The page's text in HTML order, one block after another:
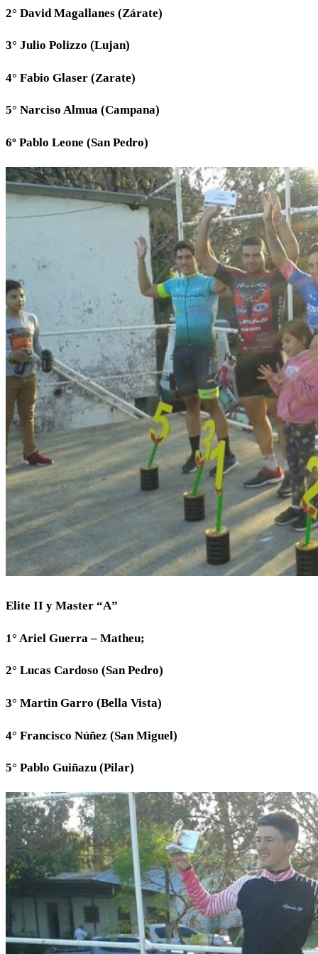
2° David Magallanes (Zárate)
3° Julio Polizzo (Lujan)
4° Fabio Glaser (Zarate)
5° Narciso Almua (Campana)
6º Pablo Leone (San Pedro)
Elite II y Master “A”
1° Ariel Guerra – Matheu;
2° Lucas Cardoso (San Pedro)
3° Martin Garro (Bella Vista)
4° Francisco Núñez (San Miguel)
5° Pablo Guiñazu (Pilar)